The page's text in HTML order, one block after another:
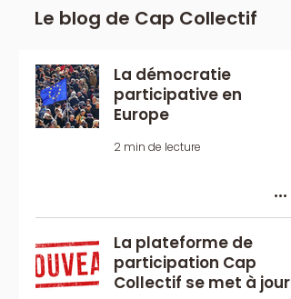
Le blog de Cap Collectif
La démocratie
participative en
Europe
2 min de lecture
La plateforme de
participation Cap
Collectif se met à jour